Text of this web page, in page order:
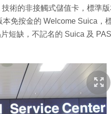
術的非接觸式儲值卡，標準
免按金的 Welcome Suica，
短缺，不記名的 Suica 及